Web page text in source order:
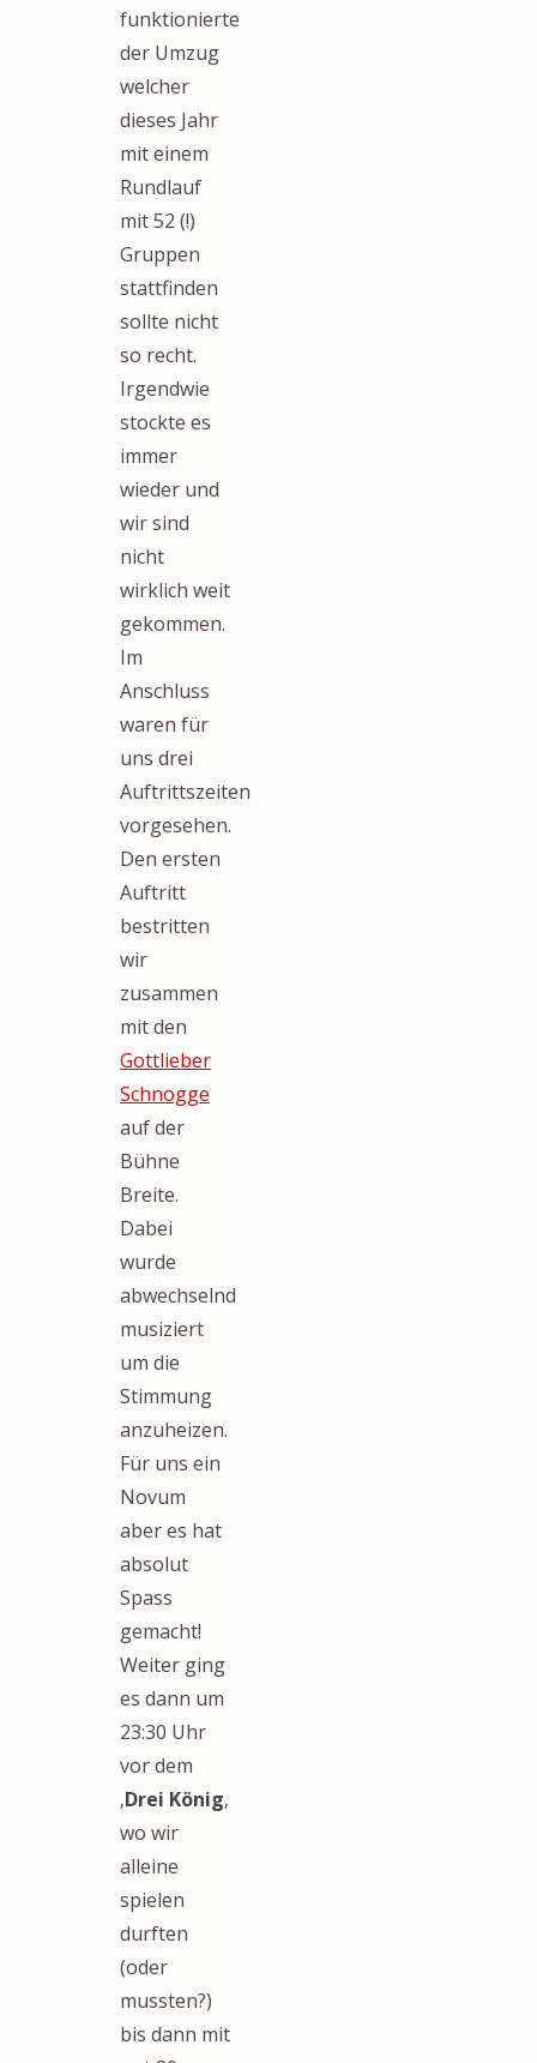
funktionierte
der Umzug
welcher
dieses Jahr
mit einem
Rundlauf
mit 52 (!)
Gruppen
stattfinden
sollte nicht
so recht.
Irgendwie
stockte es
immer
wieder und
wir sind
nicht
wirklich weit
gekommen.
Im
Anschluss
waren für
uns drei
Auftrittszeiten
vorgesehen.
Den ersten
Auftritt
bestritten
wir
zusammen
mit den
Gottlieber
Schnogge
auf der
Bühne
Breite.
Dabei
wurde
abwechselnd
musiziert
um die
Stimmung
anzuheizen.
Für uns ein
Novum
aber es hat
absolut
Spass
gemacht!
Weiter ging
es dann um
23:30 Uhr
vor dem
‚Drei König‚
wo wir
alleine
spielen
durften
(oder
mussten?)
bis dann mit